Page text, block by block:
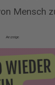
Mensch
Anzeige